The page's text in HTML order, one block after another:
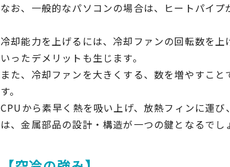
なお、一般的なパソコンの場合は、ヒートパイプ
冷却能力を上げるには、冷却ファンの回転数を
いったデメリットも生じます。
また、冷却ファンを大きくする、数を増やすこ
す。
CPUから素早く熱を吸い上げ、放熱フィンに運
は、金属部品の設計・構造が一つの鍵となるでし